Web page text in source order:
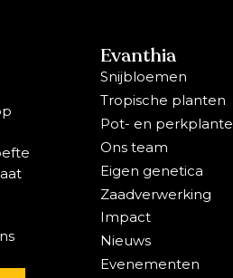
Evanthia
Snijbloemen
Tropische planten
Pot- en
Ons team
Eigen genetica
Zaadverwerking
Impact
Nieuws
Evenementen